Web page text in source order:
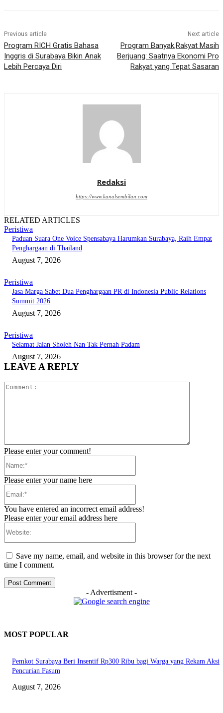
Previous article
Program RICH Gratis Bahasa
Inggris di Surabaya Bikin Anak
Lebih Percaya Diri
Next article
Program Banyak,Rakyat Masih
Berjuang: Saatnya Ekonomi Pro
Rakyat yang Tepat Sasaran
Redaksi
https://www.kanalsembilan.com
RELATED ARTICLES
Peristiwa
Paduan Suara One Voice Spensabaya Harumkan Surabaya, Raih Empat
Penghargaan di Thailand
August 7, 2026
Peristiwa
Jasa Marga Sabet Dua Penghargaan PR di Indonesia Public Relations
Summit 2026
August 7, 2026
Peristiwa
Selamat Jalan Sholeh Nan Tak Pernah Padam
August 7, 2026
LEAVE A REPLY
Please enter your comment!
Please enter your name here
You have entered an incorrect email address!
Please enter your email address here
Save my name, email, and website in this browser for the next
time I comment.
- Advertisment -
MOST POPULAR
Pemkot Surabaya Beri Insentif Rp300 Ribu bagi Warga yang Rekam Aksi
Pencurian Fasum
August 7, 2026